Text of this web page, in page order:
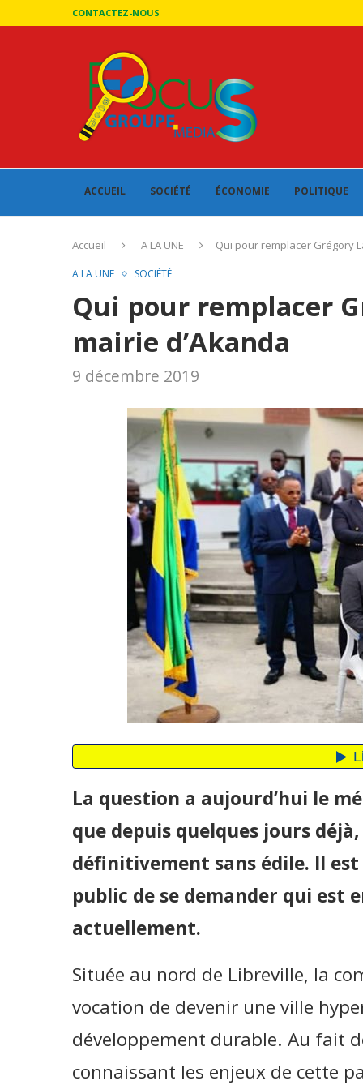
CONTACTEZ-NOUS
ACCUEIL SOCIÉTÉ ÉCONOMIE POLITIQUE
Accueil A LA UNE Qui pour remplacer Grégory
A LA UNE SOCIÉTÉ
Qui pour remplacer
mairie d’Akanda
9 décembre 2019
La question a aujourd’hui le
que depuis quelques jours
définitivement sans édile. Il
public de se demander qui
actuellement.
Située au nord de Libreville, la
vocation de devenir une ville
développement durable. Au fait
connaissant les enjeux de cette